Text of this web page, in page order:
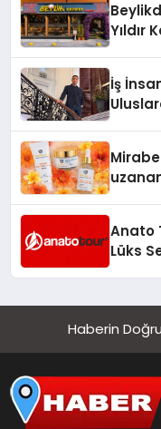
Yıldır
İş
Anato
Lüks
Haberin